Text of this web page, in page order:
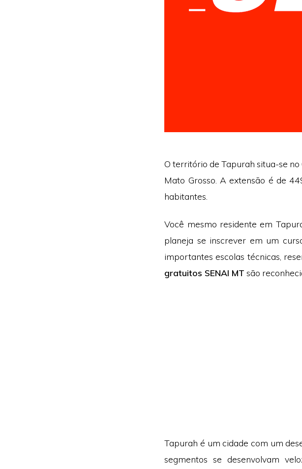
O território de Tapurah situa-se
Mato Grosso. A extensão é de
habitantes.
Você mesmo residente em
planeja se inscrever em um
importantes escolas técnicas,
gratuitos SENAI MT são
Tapurah é um cidade com um
segmentos se desenvolvam